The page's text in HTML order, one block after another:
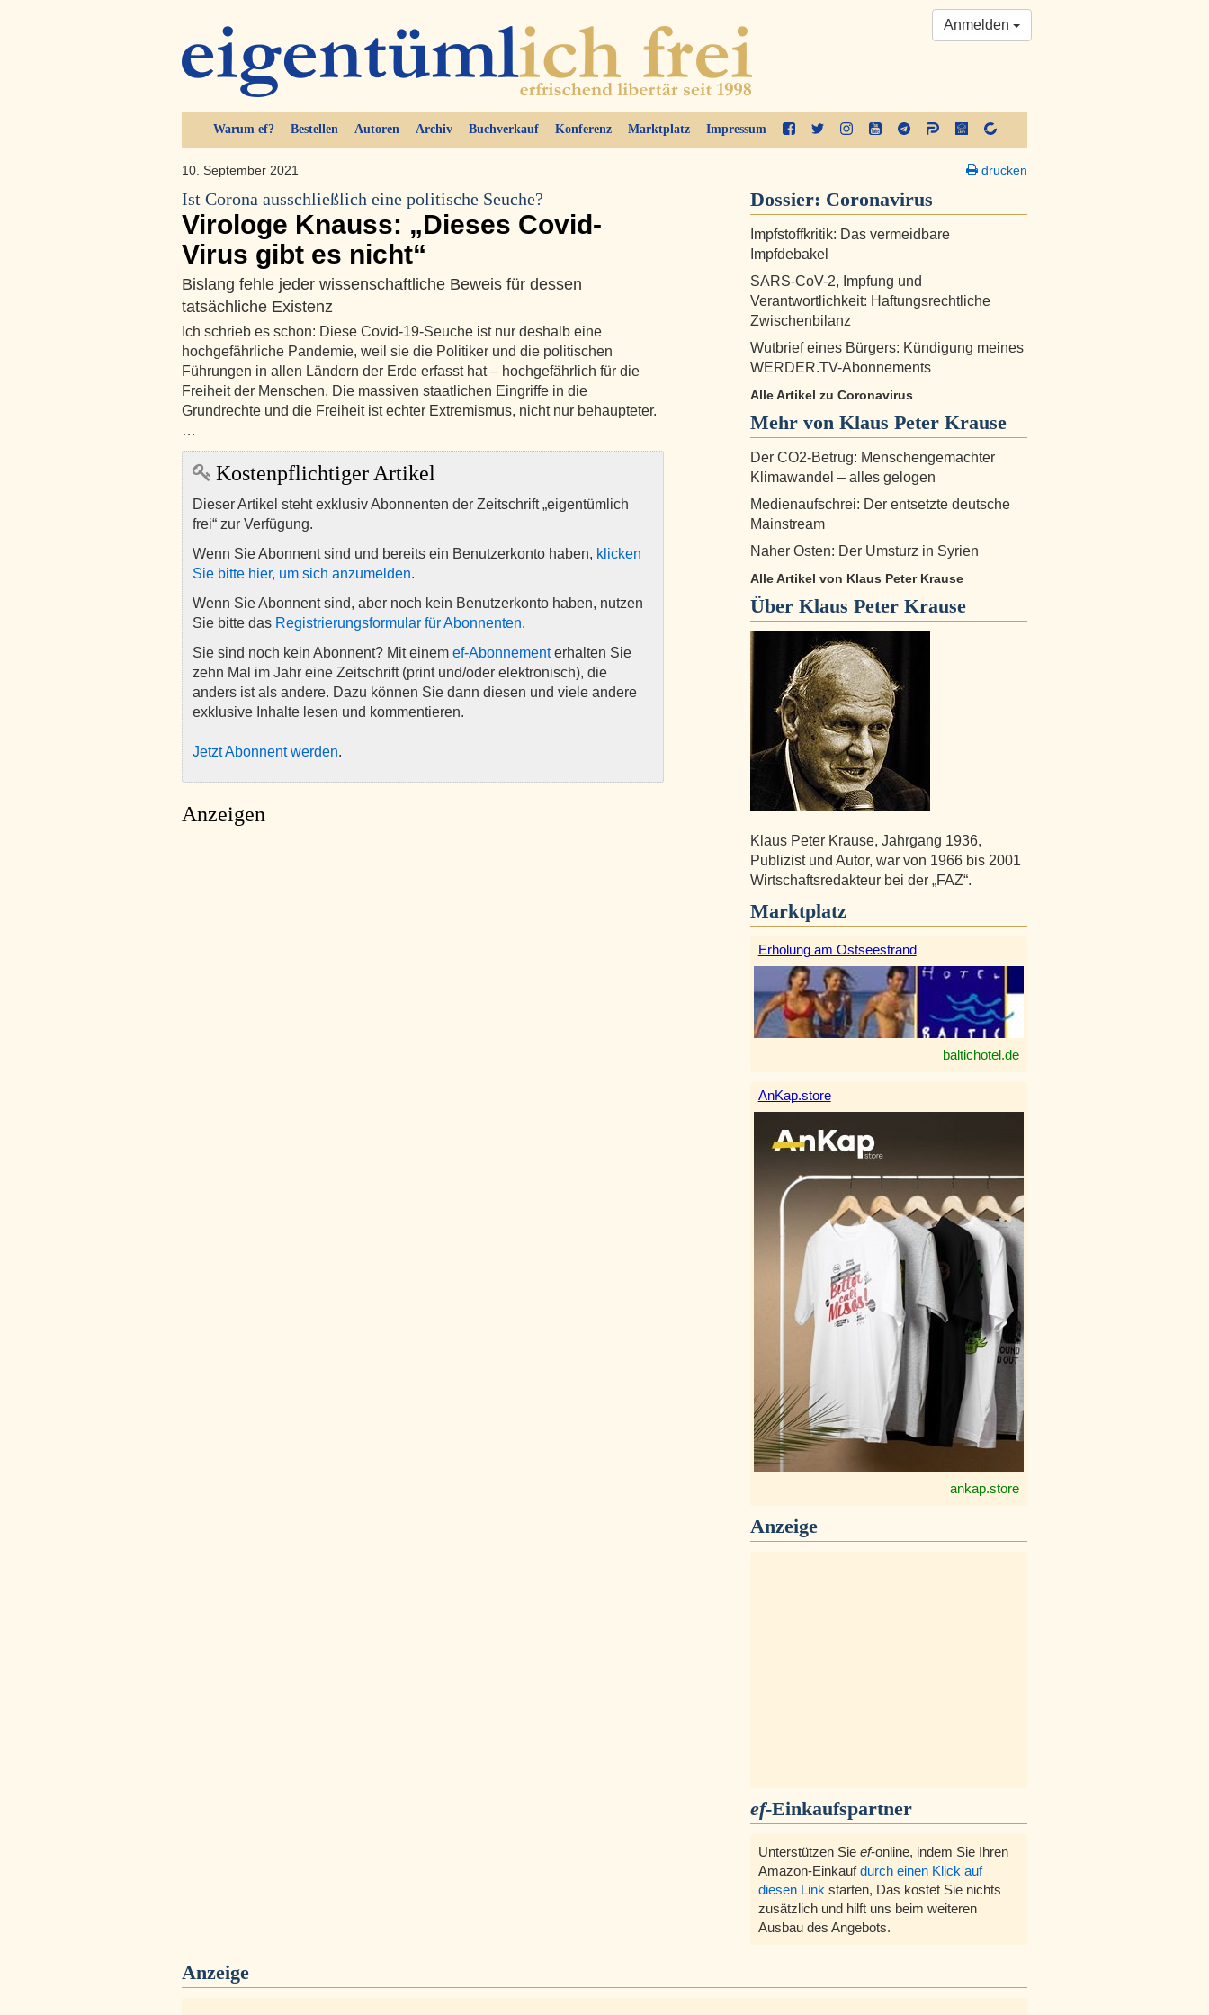
Warum ef? Bestellen Autoren Archiv Buchverkauf Konferenz Marktplatz Impressum
Anmelden
10. September 2021
Ist Corona ausschließlich eine politische Seuche?
Virologe Knauss: „Dieses Covid-
Virus gibt es nicht“
Bislang fehle jeder wissenschaftliche Beweis für dessen
tatsächliche Existenz
Ich schrieb es schon: Diese Covid-19-Seuche ist nur deshalb eine
hochgefährliche Pandemie, weil sie die Politiker und die politischen
Führungen in allen Ländern der Erde erfasst hat – hochgefährlich für die
Freiheit der Menschen. Die massiven staatlichen Eingriffe in die
Grundrechte und die Freiheit ist echter Extremismus, nicht nur behaupteter.
…
Kostenpflichtiger Artikel
Dieser Artikel steht exklusiv Abonnenten der Zeitschrift „eigentümlich
frei“ zur Verfügung.
Wenn Sie Abonnent sind und bereits ein Benutzerkonto haben, klicken
Sie bitte hier, um sich anzumelden.
Wenn Sie Abonnent sind, aber noch kein Benutzerkonto haben, nutzen
Sie bitte das Registrierungsformular für Abonnenten.
Sie sind noch kein Abonnent? Mit einem ef-Abonnementerhalten Sie
zehn Mal im Jahr eine Zeitschrift (print und/oder elektronisch), die
anders ist als andere. Dazu können Sie dann diesen und viele andere
exklusive Inhalte lesen und kommentieren.
Jetzt Abonnent werden.
Anzeigen
drucken
Dossier: Coronavirus
Impfstoffkritik: Das vermeidbare
Impfdebakel
SARS-CoV-2, Impfung und
Verantwortlichkeit: Haftungsrechtliche
Zwischenbilanz
Wutbrief eines Bürgers: Kündigung meines
WERDER.TV-Abonnements
Alle Artikel zu Coronavirus
Mehr von Klaus Peter Krause
Der CO2-Betrug: Menschengemachter
Klimawandel – alles gelogen
Medienaufschrei: Der entsetzte deutsche
Mainstream
Naher Osten: Der Umsturz in Syrien
Alle Artikel von Klaus Peter Krause
Über Klaus Peter Krause
Klaus Peter Krause, Jahrgang 1936,
Publizist und Autor, war von 1966 bis 2001
Wirtschaftsredakteur bei der „FAZ“.
Marktplatz
Erholung am Ostseestrand
baltichotel.de
AnKap.store
ankap.store
Anzeige
ef-Einkaufspartner
Unterstützen Sie ef-online, indem Sie Ihren
Amazon-Einkaufdurch einen Klick auf
diesen Link starten, Das kostet Sie nichts
zusätzlich und hilft uns beim weiteren
Ausbau des Angebots.
Anzeige